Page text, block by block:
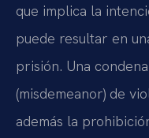
que implica la
puede resultar en
prisión. Una
(misdemeanor) de
además la